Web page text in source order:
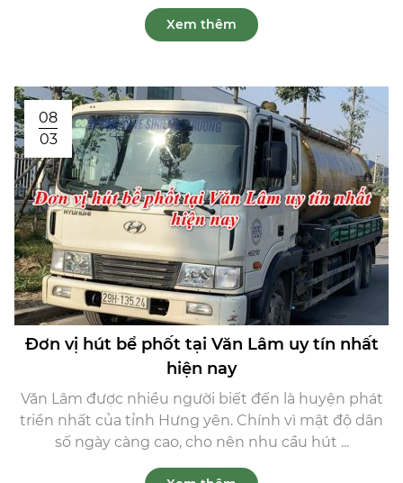
Xem thêm
08
03
Đơn vị hút bể phốt tại Văn Lâm uy tín nhất
hiện nay
Văn Lâm được nhiều người biết đến là huyện phát
triển nhất của tỉnh Hưng yên. Chính vì mật độ dân
số ngày càng cao, cho nên nhu cầu hút ...